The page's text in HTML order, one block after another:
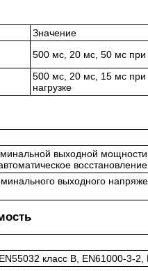
Значение
500 мс, 20 мс, 50 мс при
500 мс, 20 мс, 15 мс при
нагрузке
выходной
выходного
класс B, EN61000-3-